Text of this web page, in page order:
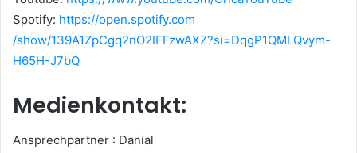
Spotify: https://open.spotify.com
/show/139A1ZpCgq2nO2IFFzwAXZ?si=DqgP1QMLQvym-
H65H-J7bQ
Medienkontakt:
Ansprechpartner : Danial